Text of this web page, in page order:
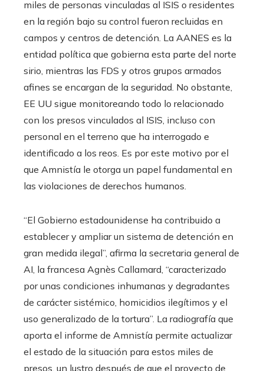
miles de personas vinculadas al ISIS o residentes
en la región bajo su control fueron recluidas en
campos y centros de detención. La AANES es la
entidad política que gobierna esta parte del norte
sirio, mientras las FDS y otros grupos armados
afines se encargan de la seguridad. No obstante,
EE UU sigue monitoreando todo lo relacionado
con los presos vinculados al ISIS, incluso con
personal en el terreno que ha interrogado e
identificado a los reos. Es por este motivo por el
que Amnistía le otorga un papel fundamental en
las violaciones de derechos humanos.
“El Gobierno estadounidense ha contribuido a
establecer y ampliar un sistema de detención en
gran medida ilegal”, afirma la secretaria general de
AI, la francesa Agnès Callamard, “caracterizado
por unas condiciones inhumanas y degradantes
de carácter sistémico, homicidios ilegítimos y el
uso generalizado de la tortura”. La radiografía que
aporta el informe de Amnistía permite actualizar
el estado de la situación para estos miles de
presos, un lustro después de que el proyecto de